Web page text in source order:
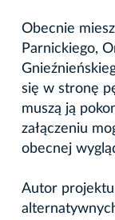
Obecnie
Parnickiego,
się w stronę
muszą ją
załączeniu
obecnej
Autor projektu